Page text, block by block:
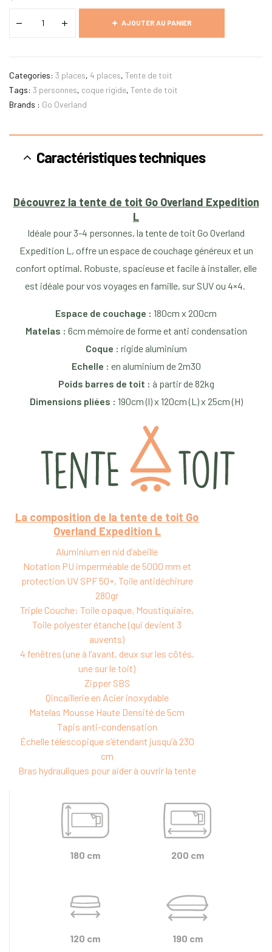
AJOUTER AU PANIER
Categories: 3 places, 4 places, Tente de toit
Tags: 3 personnes, coque rigide, Tente de toit
Brands : Go Overland
Caractéristiques techniques
Découvrez la tente de toit Go Overland Expedition
L
Idéale pour 3-4 personnes, la tente de toit Go Overland
Expedition L, offre un espace de couchage généreux et un
confort optimal. Robuste, spacieuse et facile à installer, elle
est idéale pour vos voyages en famille, sur SUV ou 4×4.
Espace de couchage : 180cm x 200cm
Matelas : 6cm mémoire de forme et anti condensation
Coque : rigide aluminium
Echelle : en aluminium de 2m30
Poids barres de toit : à partir de 82kg
Dimensions pliées : 190cm (l) x 120cm (L) x 25cm (H)
La composition de la tente de toit Go
Overland Expedition L
Aluminium en nid d’abeille
Notation PU imperméable de 5000 mm et
protection UV SPF 50+, Toile antidéchirure
280gr
Triple Couche: Toile opaque, Moustiquiaire,
Toile polyester étanche (qui devient 3
auvents)
4 fenêtres (une à l’avant, deux sur les côtés,
une sur le toit)
Zipper SBS
Qincaillerie en Acier inoxydable
Matelas Mousse Haute Densité de 5cm
Tapis anti-condensation
Échelle télescopique s’étendant jusqu’à 230
cm
Bras hydrauliques pour aider à ouvrir la tente
180 cm
120 cm
200 cm
190 cm